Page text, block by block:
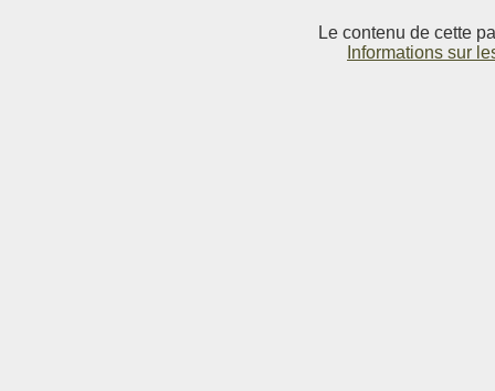
Le contenu de cette
Informations sur